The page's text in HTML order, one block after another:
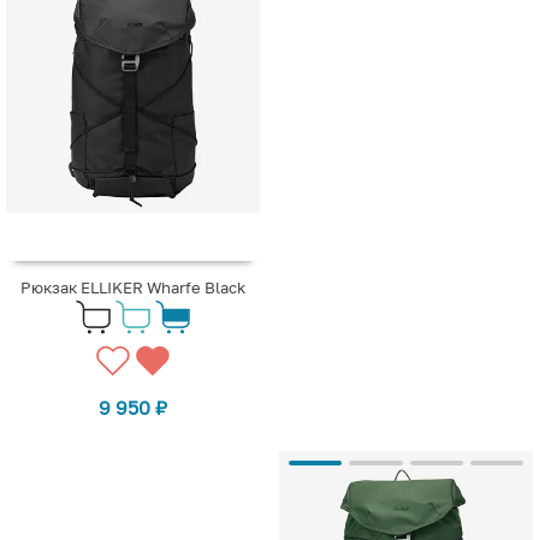
Рюкзак ELLIKER Wharfe Black
9 950 ₽